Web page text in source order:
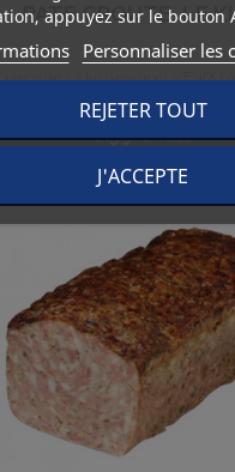
PATE CROUTE, LE
Prix
8.59 € Kilo
appuyez sur le bouton
Personnaliser les
REJETER TOUT
J'ACCEPTE